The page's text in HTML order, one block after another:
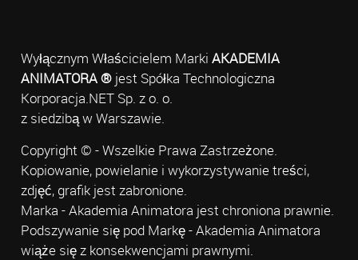
Wyłącznym Właścicielem Marki AKADEMIA
ANIMATORA ®jest Spółka Technologiczna
Korporacja.NET Sp. z o. o.
z siedzibą w Warszawie.
Copyright © - Wszelkie Prawa Zastrzeżone.
Kopiowanie, powielanie i wykorzystywanie treści,
zdjęć, grafik jest zabronione.
Marka - Akademia Animatora jest chroniona prawnie.
Podszywanie się pod Markę - Akademia Animatora
wiąże się z konsekwencjami prawnymi.